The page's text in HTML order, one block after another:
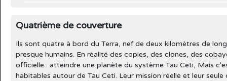
Quatrième de couverture
Ils sont quatre à bord du Terra, nef de deux kilomètres de
presque humains. En réalité des copies, des clones, des
officielle : atteindre une planète du système Tau Ceti, Mais
habitables autour de Tau Ceti. Leur mission réelle et leur